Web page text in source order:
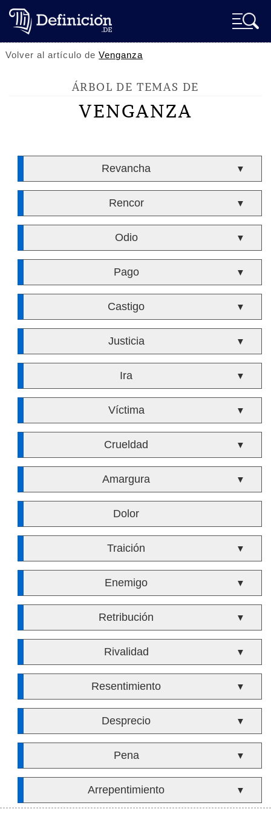
Volver al artículo deVenganza
ÁRBOL DE TEMAS DE
VENGANZA
Revancha ▼
Rencor ▼
Odio ▼
Pago ▼
Castigo ▼
Justicia ▼
Ira ▼
Víctima ▼
Crueldad ▼
Amargura ▼
Dolor
Traición ▼
Enemigo ▼
Retribución ▼
Rivalidad ▼
Resentimiento ▼
Desprecio ▼
Pena ▼
Arrepentimiento ▼